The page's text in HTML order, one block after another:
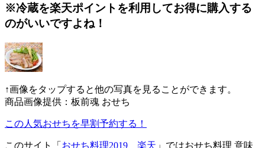
※冷蔵を楽天ポイントを利用してお得に購入する
のがいいですよね！
↑画像をタップすると他の写真を見ることができます。
商品画像提供：板前魂 おせち
この人気おせちを早割予約する！
このサイト「 おせち料理2019 楽天 」ではおせち料理 意味